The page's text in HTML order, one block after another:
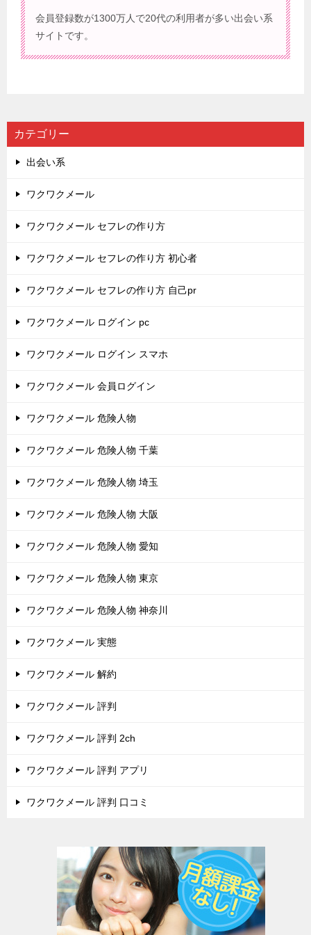
会員登録数が1300万人で20代の利用者が多い出会い系
サイトです。
カテゴリー
出会い系
ワクワクメール
ワクワクメール セフレの作り方
ワクワクメール セフレの作り方 初心者
ワクワクメール セフレの作り方 自己pr
ワクワクメール ログイン pc
ワクワクメール ログイン スマホ
ワクワクメール 会員ログイン
ワクワクメール 危険人物
ワクワクメール 危険人物 千葉
ワクワクメール 危険人物 埼玉
ワクワクメール 危険人物 大阪
ワクワクメール 危険人物 愛知
ワクワクメール 危険人物 東京
ワクワクメール 危険人物 神奈川
ワクワクメール 実態
ワクワクメール 解約
ワクワクメール 評判
ワクワクメール 評判 2ch
ワクワクメール 評判 アプリ
ワクワクメール 評判 口コミ